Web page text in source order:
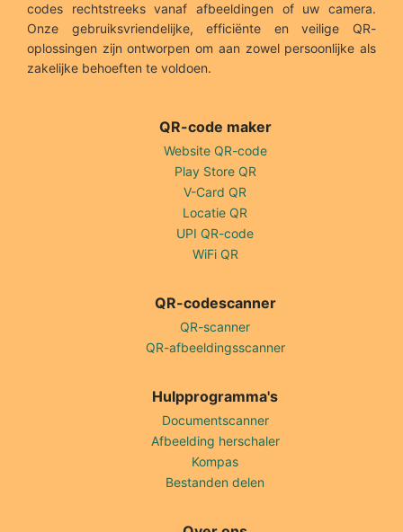
codes rechtstreeks vanaf afbeeldingen of uw camera.
Onze gebruiksvriendelijke, efficiënte en veilige QR-
oplossingen zijn ontworpen om aan zowel persoonlijke als
zakelijke behoeften te voldoen.
QR-code maker
Website QR-code
Play Store QR
V-Card QR
Locatie QR
UPI QR-code
WiFi QR
QR-codescanner
QR-scanner
QR-afbeeldingsscanner
Hulpprogramma's
Documentscanner
Afbeelding herschaler
Kompas
Bestanden delen